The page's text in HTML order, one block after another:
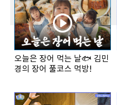
오늘은 장어 먹는 날🐟 김민
경의 장어 풀코스 먹방!